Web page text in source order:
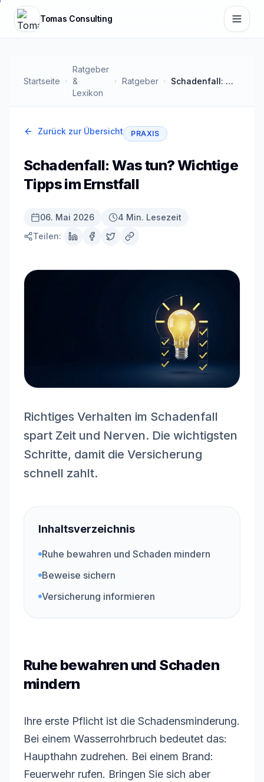
Zum Hauptinhalt springen
Tomas Consulting
Startseite
Ratgeber
&
Lexikon
Ratgeber Schadenfall: Was tun? Wichtige Tipps im Ernstfall
Zurück zur Übersicht PRAXIS
Schadenfall: Was tun? Wichtige
Tipps im Ernstfall
06. Mai 2026
4 Min. Lesezeit
Teilen:
Richtiges Verhalten im Schadenfall
spart Zeit und Nerven. Die wichtigsten
Schritte, damit die Versicherung
schnell zahlt.
Inhaltsverzeichnis
Ruhe bewahren und Schaden mindern
Beweise sichern
Versicherung informieren
Ruhe bewahren und Schaden
mindern
Ihre erste Pflicht ist die Schadensminderung.
Bei einem Wasserrohrbruch bedeutet das:
Haupthahn zudrehen. Bei einem Brand:
Feuerwehr rufen. Bringen Sie sich aber